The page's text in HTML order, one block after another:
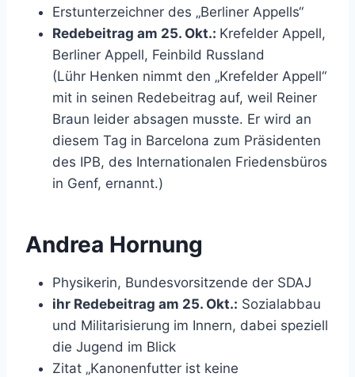
Erstunterzeichner des „Berliner Appells“
Redebeitrag am 25. Okt.: Krefelder Appell,
Berliner Appell, Feinbild Russland
(Lühr Henken nimmt den „Krefelder Appell“
mit in seinen Redebeitrag auf, weil Reiner
Braun leider absagen musste. Er wird an
diesem Tag in Barcelona zum Präsidenten
des IPB, des Internationalen Friedensbüros
in Genf, ernannt.)
Andrea Hornung
Physikerin, Bundesvorsitzende der SDAJ
ihr Redebeitrag am 25. Okt.: Sozialabbau
und Militarisierung im Innern, dabei speziell
die Jugend im Blick
Zitat „Kanonenfutter ist keine